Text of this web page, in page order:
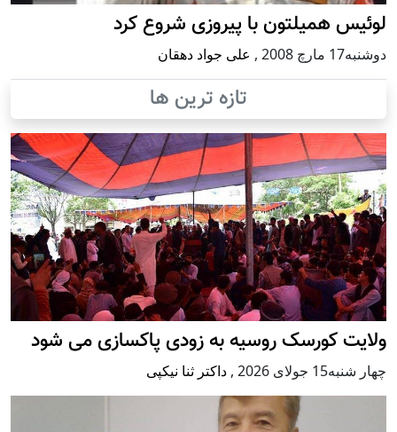
لوئيس هميلتون با پیروزی شروع کرد
دوشنبه17 مارچ 2008 , علی جواد دهقان
تازه ترین ها
ولایت کورسک روسیه به زودی پاکسازی می شود
چهار شنبه15 جولای 2026 , داکتر ثنا نیکپی